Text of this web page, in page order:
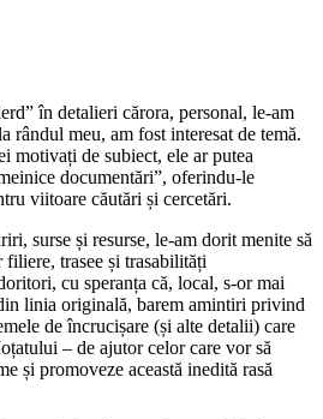
în detalieri cărora, personal, le-am
rândul meu, am fost interesat de temă.
motivați de subiect, ele ar putea
documentări”, oferindu-le
viitoare căutări și cercetări.
surse și resurse, le-am dorit menite să
trasee și trasabilități
cu speranța că, local, s-or mai
linia originală, barem amintiri privind
de încrucișare (și alte detalii) care
– de ajutor celor care vor să
și promoveze această inedită rasă